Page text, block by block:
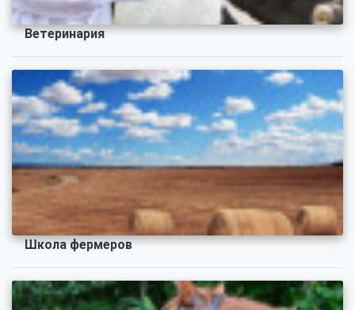
Ветеринария
Школа фермеров